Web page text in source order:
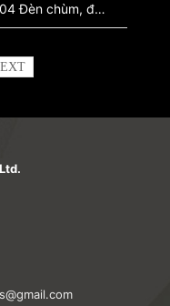
4104 Đèn chùm, đèn hợp kim kẽm, đèn gốm, đèn thủy tinh, đèn nhựa, đèn phong cách châu Âu, đèn nhà hàng, đèn tường